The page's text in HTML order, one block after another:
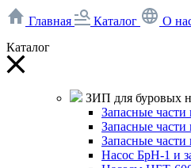
Главная Каталог О
Каталог
ЗИП для буровых
Запасные
Запасные
Запасные
Насос БрН-1 и